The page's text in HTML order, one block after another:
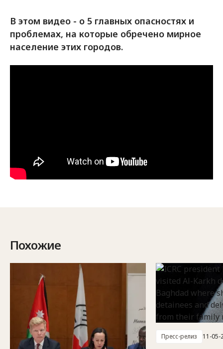
В этом видео - о 5 главных опасностях и
проблемах, на которые обречено мирное
население этих городов.
Похожие
Пресс-релиз 11-05-